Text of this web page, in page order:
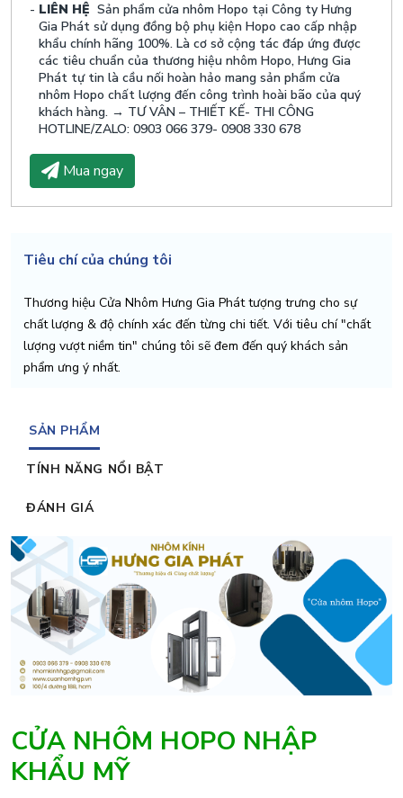
LIÊN HỆ Sản phẩm cửa nhôm Hopo tại Công ty Hưng
Gia Phát sử dụng đồng bộ phụ kiện Hopo cao cấp nhập
khẩu chính hãng 100%. Là cơ sở cộng tác đáp ứng được
các tiêu chuẩn của thương hiệu nhôm Hopo, Hưng Gia
Phát tự tin là cầu nối hoàn hảo mang sản phẩm cửa
nhôm Hopo chất lượng đến công trình hoài bão của quý
khách hàng. → TƯ VÂN – THIẾT KẾ- THI CÔNG
HOTLINE/ZALO: 0903 066 379- 0908 330 678
Mua ngay
Tiêu chí của chúng tôi
Thương hiệu Cửa Nhôm Hưng Gia Phát tượng trưng cho sự
chất lượng & độ chính xác đến từng chi tiết. Với tiêu chí "chất
lượng vượt niềm tin" chúng tôi sẽ đem đến quý khách sản
phẩm ưng ý nhất.
SẢN PHẨM
TÍNH NĂNG NỔI BẬT
ĐÁNH GIÁ
CỬA NHÔM HOPO NHẬP
KHẨU MỸ